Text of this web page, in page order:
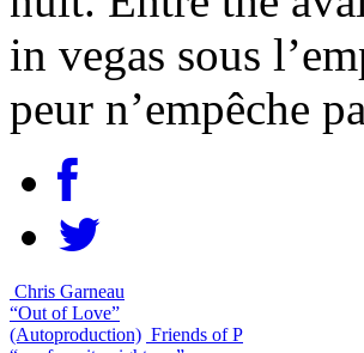
in vegas sous
peur n’empêche
Chris Garneau
“Out of Love”
(Autoproduction) Friends of P